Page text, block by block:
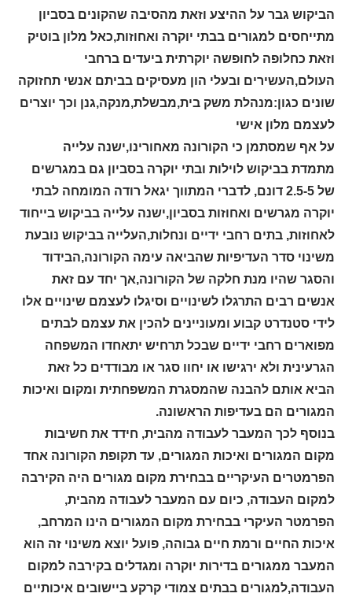
הביקוש גבר על ההיצע וזאת מהסיבה שהקונים בסביון
מתייחסים למגורים בבתי יוקרה ואחוזות,כאל מלון בוטיק
וזאת כחלופה לחופשה יוקרתית ביעדים ברחבי
העולם,העשירים ובעלי הון מעסיקים בביתם אנשי תחזוקה
שונים כגון:מנהלת משק בית,מבשלת,מנקה,גנן וכך יוצרים
לעצמם מלון אישי
על אף שמסתמן כי הקורונה מאחורינו,ישנה עלייה
מתמדת בביקוש לוילות ובתי יוקרה בסביון גם במגרשים
של 2.5-5 דונם, לדברי המתווך יגאל רודה המומחה לבתי
יוקרה מגרשים ואחוזות בסביון,ישנה עלייה בביקוש בייחוד
לאחוזות, בתים רחבי ידיים ונחלות,העלייה בביקוש נובעת
משינוי סדר העדיפיות שהביאה עימה הקורונה,הבידוד
והסגר שהיו מנת חלקה של הקורונה,אך יחד עם זאת
אנשים רבים התרגלו לשינויים וסיגלו לעצמם שינויים אלו
לידי סטנדרט קבוע ומעוניינים להכין את עצמם לבתים
מפוארים רחבי ידיים שבכל תרחיש יתאחדו המשפחה
הגרעינית ולא ירגישו או יחוו סגר או מבודדים כל זאת
הביא אותם להבנה שהמסגרת המשפחתית ומקום ואיכות
המגורים הם בעדיפות הראשונה.
בנוסף לכך המעבר לעבודה מהבית, חידד את חשיבות
מקום המגורים ואיכות המגורים, עד תקופת הקורונה אחד
הפרמטרים העיקריים בבחירת מקום מגורים היה הקירבה
למקום העבודה, כיום עם המעבר לעבודה מהבית,
הפרמטר העיקרי בבחירת מקום המגורים הינו המרחב,
איכות החיים ורמת חיים גבוהה, פועל יוצא משינוי זה הוא
המעבר ממגורים בדירות יוקרה ומגדלים בקירבה למקום
העבודה,למגורים בבתים צמודי קרקע ביישובים איכותיים